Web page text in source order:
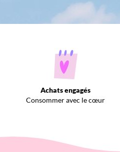
Achats engagés
Consommer avec le cœur